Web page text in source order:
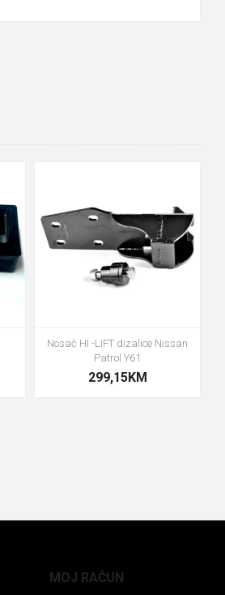
Nosač HI -LIFT dizalice Nissan
Patrol Y61
299,15KM
MOJ RAČUN